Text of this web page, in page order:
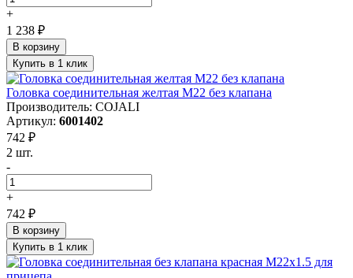
+
1 238 ₽
В корзину
Купить в 1 клик
Головка соединительная желтая M22 без клапана
Производитель: COJALI
Артикул: 6001402
742 ₽
2 шт.
-
+
742 ₽
В корзину
Купить в 1 клик